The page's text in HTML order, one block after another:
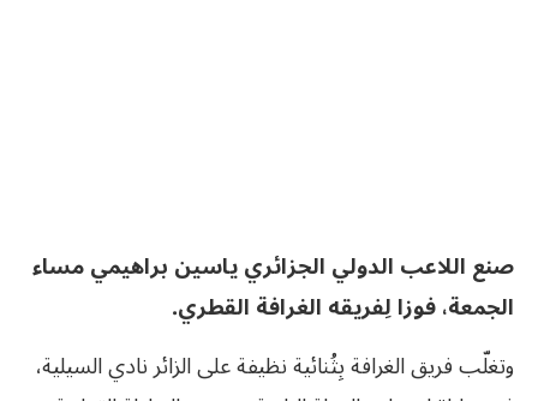
صنع اللاعب الدولي الجزائري ياسين براهيمي مساء
الجمعة، فوزا لِفريقه الغرافة القطري.
وتغلّب فريق الغرافة بِثُنائية نظيفة على الزائر نادي السيلية،